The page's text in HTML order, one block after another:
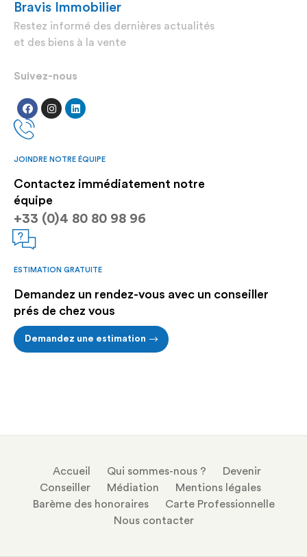
Bravis Immobilier
Restez informé des dernières actualités
et des biens à la vente
Suivez-nous
JOINDRE NOTRE ÉQUIPE
Contactez immédiatement notre
équipe
+33 (0)4 80 80 98 96
ESTIMATION GRATUITE
Demandez un rendez-vous avec un conseiller
prés de chez vous
Demandez une estimation
Accueil Qui sommes-nous ?
Devenir
Conseiller
Médiation
Mentions légales
Barème des honoraires
Carte Professionnelle
Nous contacter